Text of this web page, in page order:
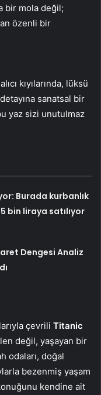
bir mola değil;
özenli bir
kıyılarında, lüksü
sanatsal bir
yaz sizi unutulmaz
Burada kurbanlık
bin liraya satılıyor
Dengesi Analiz
çevrili Titanic
değil, yaşayan bir
odaları, doğal
bezenmiş yaşam
kendine ait